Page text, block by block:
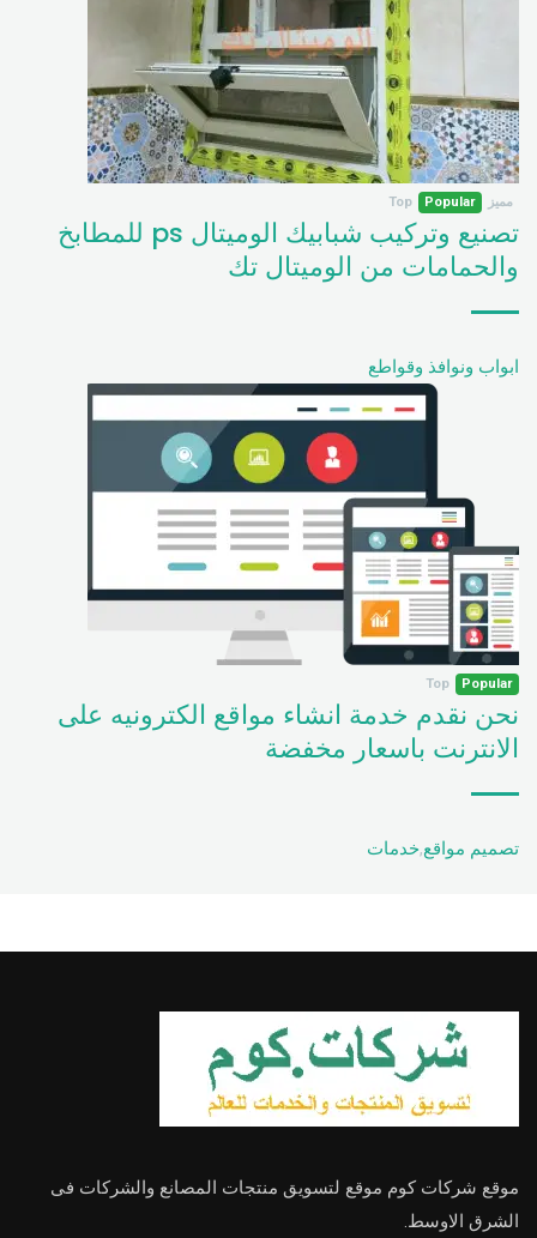
مميز Popular
Top
تصنيع وتركيب شبابيك الوميتال ps للمطابخ
والحمامات من الوميتال تك
ابواب ونوافذ وقواطع
Popular
Top
نحن نقدم خدمة انشاء مواقع الكترونيه على
الانترنت باسعار مخفضة
تصميم مواقع,خدمات
موقع شركات كوم موقع لتسويق منتجات المصانع والشركات فى
الشرق الاوسط.